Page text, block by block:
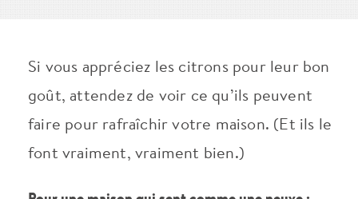
Si vous appréciez les citrons pour leur bon
goût, attendez de voir ce qu’ils peuvent
faire pour rafraîchir votre maison. (Et ils le
font vraiment, vraiment bien.)